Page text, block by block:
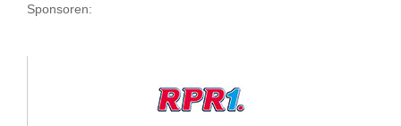
Sponsoren: